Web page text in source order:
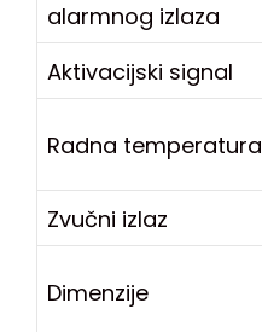
alarmnog izlaza
Aktivacijski signal
Radna temperatura
Zvučni izlaz
Dimenzije